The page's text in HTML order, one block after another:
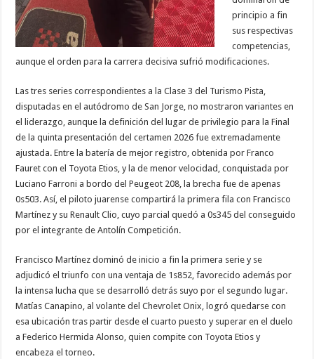
principio a fin
sus respectivas
competencias,
aunque el orden para la carrera decisiva sufrió modificaciones.
Las tres series correspondientes a la Clase 3 del Turismo Pista,
disputadas en el autódromo de San Jorge, no mostraron variantes en
el liderazgo, aunque la definición del lugar de privilegio para la Final
de la quinta presentación del certamen 2026 fue extremadamente
ajustada. Entre la batería de mejor registro, obtenida por Franco
Fauret con el Toyota Etios, y la de menor velocidad, conquistada por
Luciano Farroni a bordo del Peugeot 208, la brecha fue de apenas
0s503. Así, el piloto juarense compartirá la primera fila con Francisco
Martínez y su Renault Clio, cuyo parcial quedó a 0s345 del conseguido
por el integrante de Antolín Competición.
Francisco Martínez dominó de inicio a fin la primera serie y se
adjudicó el triunfo con una ventaja de 1s852, favorecido además por
la intensa lucha que se desarrolló detrás suyo por el segundo lugar.
Matías Canapino, al volante del Chevrolet Onix, logró quedarse con
esa ubicación tras partir desde el cuarto puesto y superar en el duelo
a Federico Hermida Alonso, quien compite con Toyota Etios y
encabeza el torneo.